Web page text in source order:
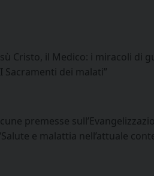
Cristo, il Medico: i miracoli di
Sacramenti dei malati”
premesse
e malattia nell’attuale